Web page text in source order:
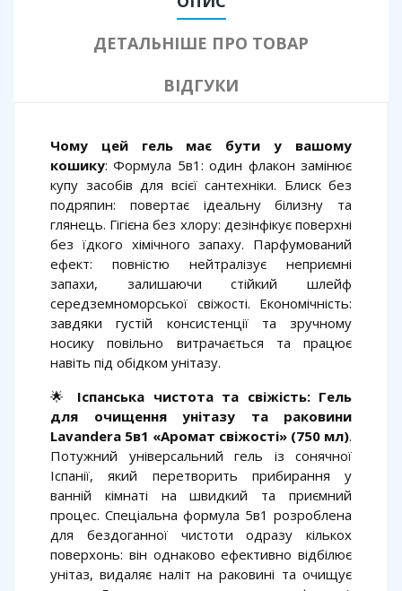
ДЕТАЛЬНІШЕ ПРО ТОВАР
ВІДГУКИ
Чому цей гель має бути у вашому
кошику: Формула 5в1: один флакон замінює
купу засобів для всієї сантехніки. Блиск без
подряпин: повертає ідеальну білизну та
глянець. Гігієна без хлору: дезінфікує поверхні
без їдкого хімічного запаху. Парфумований
ефект: повністю нейтралізує неприємні
запахи, залишаючи стійкий шлейф
середземноморської свіжості. Економічність:
завдяки густій консистенції та зручному
носику повільно витрачається та працює
навіть під обідком унітазу.
🌟 Іспанська чистота та свіжість: Гель
для очищення унітазу та раковини
Lavandera 5в1 «Аромат свіжості» (750 мл).
Потужний універсальний гель із сонячної
Іспанії, який перетворить прибирання у
ванній кімнаті на швидкий та приємний
процес. Спеціальна формула 5в1 розроблена
для бездоганної чистоти одразу кількох
поверхонь: він однаково ефективно відбілює
унітаз, видаляє наліт на раковині та очищує